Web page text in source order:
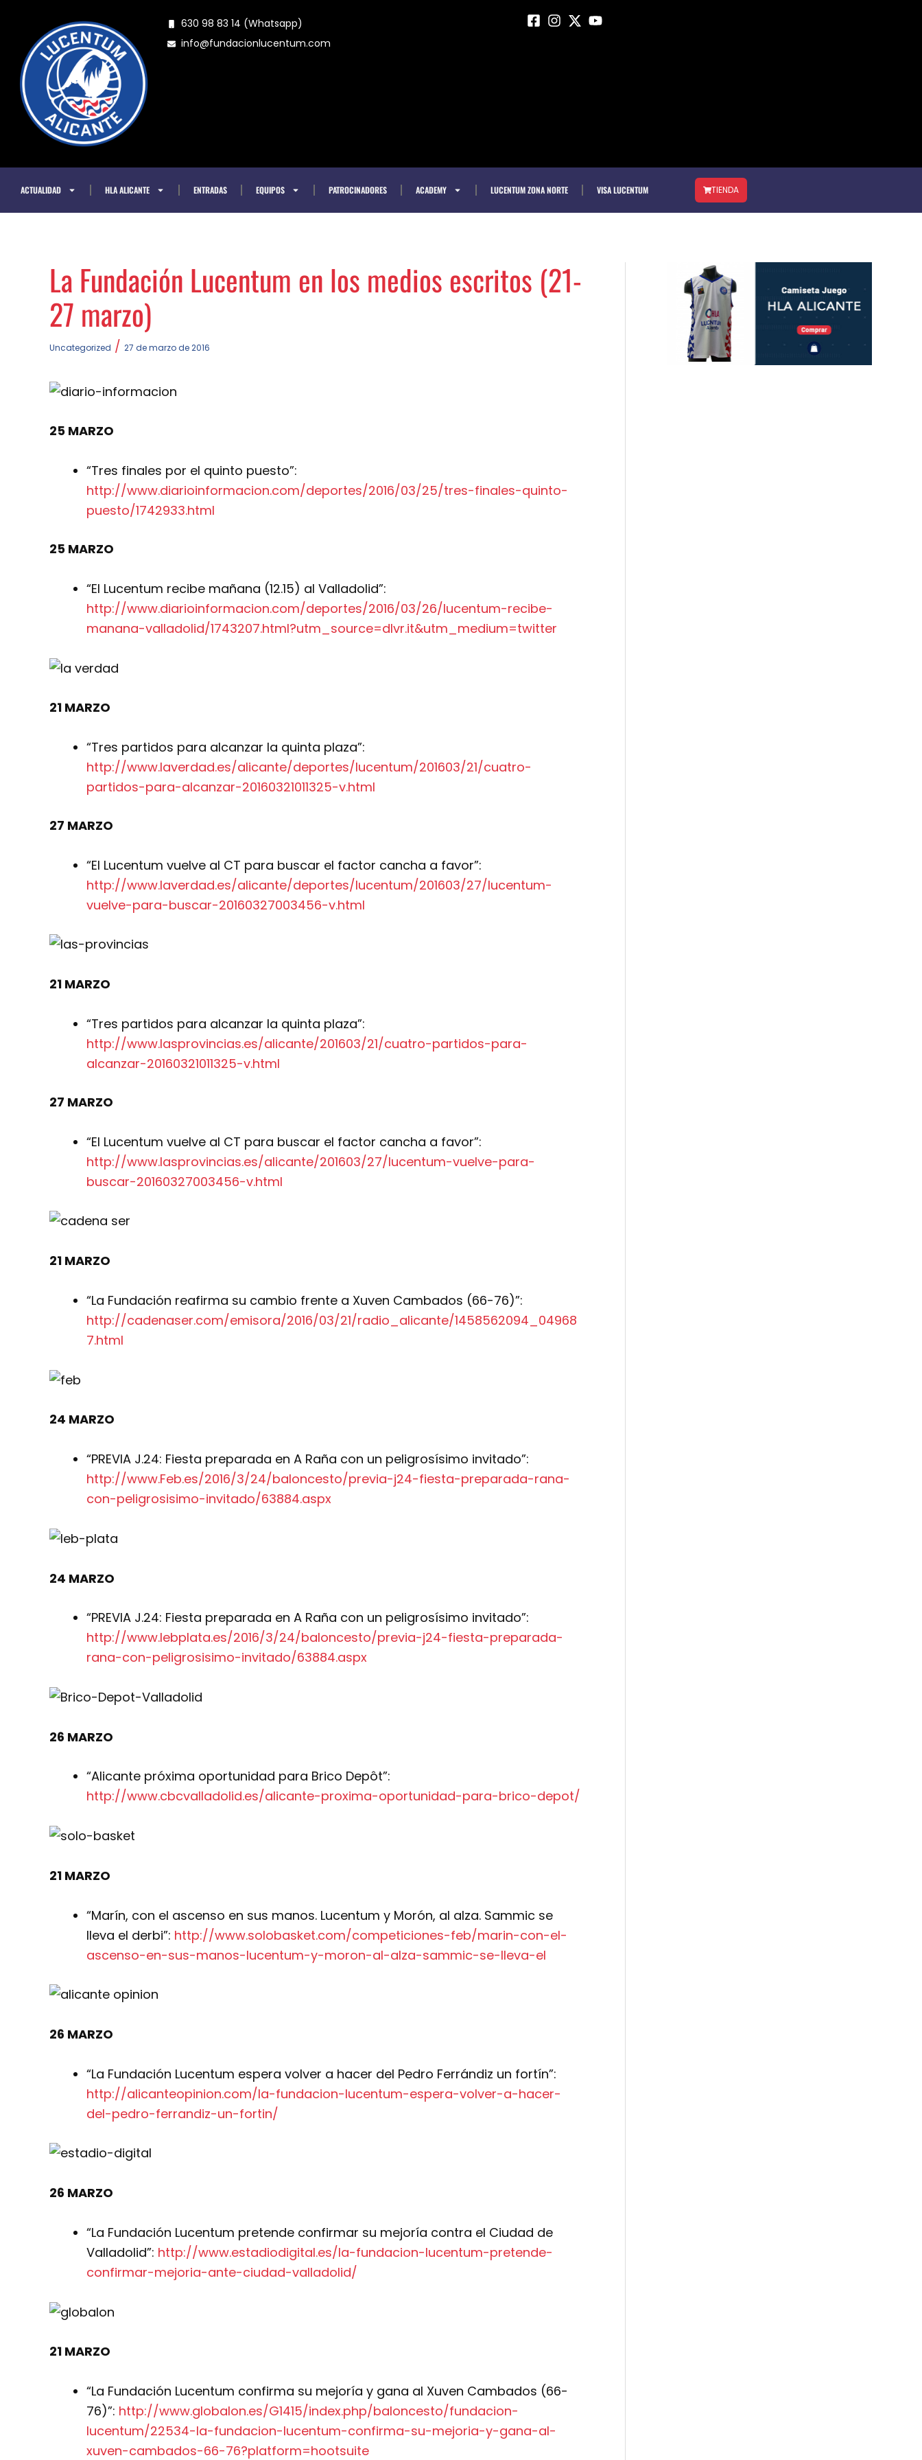
contenido
630 98 83 14 (Whatsapp)
info@fundacionlucentum.com
ACTUALIDAD HLA ALICANTE ENTRADAS EQUIPOS PATROCINADORES ACADEMY LUCENTUM ZONA NORTE VISA LUCENTUM TIENDA
La Fundación Lucentum en los medios escritos (21-
27 marzo)
Uncategorized / 27 de marzo de 2016
25 MARZO
“Tres finales por el quinto puesto”:
http://www.diarioinformacion.com/deportes/2016/03/25/tres-finales-quinto-
puesto/1742933.html
25 MARZO
“El Lucentum recibe mañana (12.15) al Valladolid”:
http://www.diarioinformacion.com/deportes/2016/03/26/lucentum-recibe-
manana-valladolid/1743207.html?utm_source=dlvr.it&utm_medium=twitter
21 MARZO
“Tres partidos para alcanzar la quinta plaza”:
http://www.laverdad.es/alicante/deportes/lucentum/201603/21/cuatro-
partidos-para-alcanzar-20160321011325-v.html
27 MARZO
“El Lucentum vuelve al CT para buscar el factor cancha a favor”:
http://www.laverdad.es/alicante/deportes/lucentum/201603/27/lucentum-
vuelve-para-buscar-20160327003456-v.html
21 MARZO
“Tres partidos para alcanzar la quinta plaza”:
http://www.lasprovincias.es/alicante/201603/21/cuatro-partidos-para-
alcanzar-20160321011325-v.html
27 MARZO
“El Lucentum vuelve al CT para buscar el factor cancha a favor”:
http://www.lasprovincias.es/alicante/201603/27/lucentum-vuelve-para-
buscar-20160327003456-v.html
21 MARZO
“La Fundación reafirma su cambio frente a Xuven Cambados (66-76)”:
http://cadenaser.com/emisora/2016/03/21/radio_alicante/1458562094_04968
7.html
24 MARZO
“PREVIA J.24: Fiesta preparada en A Raña con un peligrosísimo invitado”:
http://www.Feb.es/2016/3/24/baloncesto/previa-j24-fiesta-preparada-rana-
con-peligrosisimo-invitado/63884.aspx
24 MARZO
“PREVIA J.24: Fiesta preparada en A Raña con un peligrosísimo invitado”:
http://www.lebplata.es/2016/3/24/baloncesto/previa-j24-fiesta-preparada-
rana-con-peligrosisimo-invitado/63884.aspx
26 MARZO
“Alicante próxima oportunidad para Brico Depôt”:
http://www.cbcvalladolid.es/alicante-proxima-oportunidad-para-brico-depot/
21 MARZO
“Marín, con el ascenso en sus manos. Lucentum y Morón, al alza. Sammic se
lleva el derbi”: http://www.solobasket.com/competiciones-feb/marin-con-el-
ascenso-en-sus-manos-lucentum-y-moron-al-alza-sammic-se-lleva-el
26 MARZO
“La Fundación Lucentum espera volver a hacer del Pedro Ferrándiz un fortín”:
http://alicanteopinion.com/la-fundacion-lucentum-espera-volver-a-hacer-
del-pedro-ferrandiz-un-fortin/
26 MARZO
“La Fundación Lucentum pretende confirmar su mejoría contra el Ciudad de
Valladolid”: http://www.estadiodigital.es/la-fundacion-lucentum-pretende-
confirmar-mejoria-ante-ciudad-valladolid/
21 MARZO
“La Fundación Lucentum confirma su mejoría y gana al Xuven Cambados (66-
76)”: http://www.globalon.es/G1415/index.php/baloncesto/fundacion-
lucentum/22534-la-fundacion-lucentum-confirma-su-mejoria-y-gana-al-
xuven-cambados-66-76?platform=hootsuite